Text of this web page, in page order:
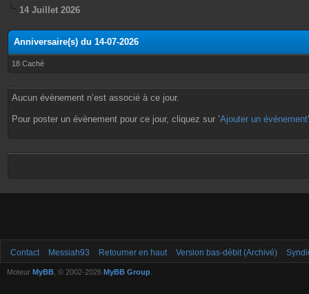
14 Juillet 2026
Anniversaire(s) du 14-07-2026
18 Caché
Aucun évènement n’est associé à ce jour.
Pour poster un évènement pour ce jour, cliquez sur ’Ajouter un évènement
Contact Messiah93 Retourner en haut Version bas-débit (Archivé)
Moteur MyBB , © 2002-2026 MyBB Group